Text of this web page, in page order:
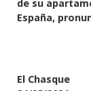
de su
España,
El Chasque